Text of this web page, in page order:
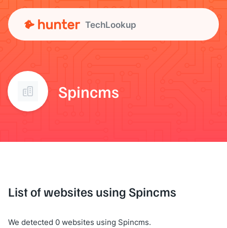
TechLookup
Spincms
List of websites using Spincms
We detected 0 websites using Spincms.